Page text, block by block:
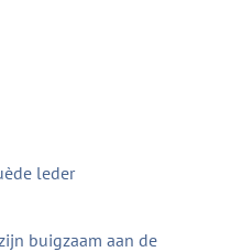
leder
buigzaam aan de